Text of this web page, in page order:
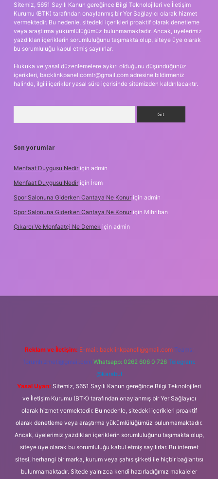
Sitemiz, 5651 Sayılı Kanun gereğince Bilgi Teknolojileri ve İletişim
Kurumu (BTK) tarafından onaylanmış bir Yer Sağlayıcı olarak hizmet
vermektedir. Bu nedenle, sitedeki içerikleri proaktif olarak denetleme
veya araştırma yükümlülüğümüz bulunmamaktadır. Ancak, üyelerimiz
yazdıkları içeriklerin sorumluluğunu taşımakta olup, siteye üye olarak
bu sorumluluğu kabul etmiş sayılırlar.
Hukuka ve yasal düzenlemelere aykırı olduğunu düşündüğünüz
içerikleri, backlinkpanelicomtr@gmail.com adresine bildirmeniz
halinde, ilgili içerikler yasal süre içerisinde sitemizden kaldırılacaktır.
Son yorumlar
Menfaat Duygusu Nedir için admin
Menfaat Duygusu Nedir için İrem
Spor Salonuna Giderken Cantaya Ne Konur için admin
Spor Salonuna Giderken Cantaya Ne Konur için Mihriban
Çıkarcı Ve Menfaatçi Ne Demek için admin
Reklam ve İletişim: E-mail: backlinkpaneli@gmail.com Teams:
forumhizmeti@gmail.com Whatsapp: 0262 606 0 726 Telegram:
@karabul
Yasal Uyarı: Sitemiz, 5651 Sayılı Kanun gereğince Bilgi Teknolojileri
ve İletişim Kurumu (BTK) tarafından onaylanmış bir Yer Sağlayıcı
olarak hizmet vermektedir. Bu nedenle, sitedeki içerikleri proaktif
olarak denetleme veya araştırma yükümlülüğümüz bulunmamaktadır.
Ancak, üyelerimiz yazdıkları içeriklerin sorumluluğunu taşımakta olup,
siteye üye olarak bu sorumluluğu kabul etmiş sayılırlar. Bu internet
sitesi, herhangi bir marka, kurum veya şahıs şirketi ile hiçbir bağlantısı
bulunmamaktadır. Sitede yalnızca kendi hazırladığımız makaleler